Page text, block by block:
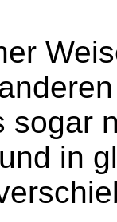
sogar
in